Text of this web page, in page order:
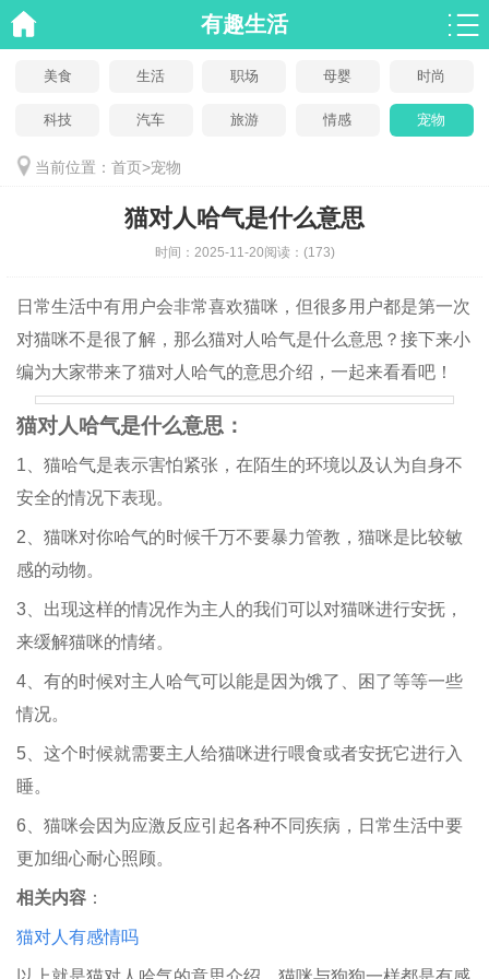
有趣生活
美食 生活 职场 母婴 时尚
科技 汽车 旅游 情感 宠物
当前位置： 首页>宠物
猫对人哈气是什么意思
时间： 2025-11-20阅读： (173)
日常生活中有用户会非常喜欢猫咪，但很多用户都是第一次
对猫咪不是很了解，那么猫对人哈气是什么意思？接下来小
编为大家带来了猫对人哈气的意思介绍，一起来看看吧！
猫对人哈气是什么意思：
1、猫哈气是表示害怕紧张，在陌生的环境以及认为自身不
安全的情况下表现。
2、猫咪对你哈气的时候千万不要暴力管教，猫咪是比较敏
感的动物。
3、出现这样的情况作为主人的我们可以对猫咪进行安抚，
来缓解猫咪的情绪。
4、有的时候对主人哈气可以能是因为饿了、困了等等一些
情况。
5、这个时候就需要主人给猫咪进行喂食或者安抚它进行入
睡。
6、猫咪会因为应激反应引起各种不同疾病，日常生活中要
更加细心耐心照顾。
相关内容 ：
猫对人有感情吗